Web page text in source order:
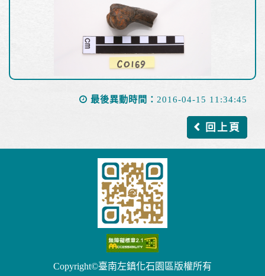
最後異動時間： 2016-04-15 11:34:45
回上頁
Copyright©臺南左鎮化石園區版權所有